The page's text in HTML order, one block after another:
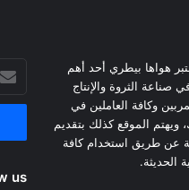
هواها بيطري أحد أهم
صناعة الثروة والإنتاج
وكافة العاملين في
ويهتم الموقع كذلك بتقديم
عن طريق استخدام كافة
الحديثة.
بريدك
us